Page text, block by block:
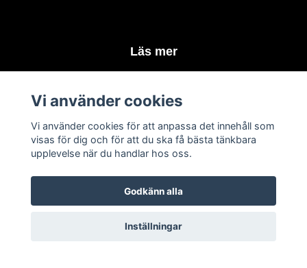
Läs mer
Kontakt
Varumärken
Prenumerera på vårt nyhetsbrev
Vi använder cookies
Vi använder cookies för att anpassa det innehåll som
visas för dig och för att du ska få bästa tänkbara
upplevelse när du handlar hos oss.
Godkänn alla
Inställningar